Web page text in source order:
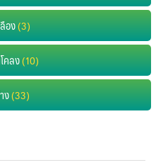
อง(3)
คลง(10)
ง(33)